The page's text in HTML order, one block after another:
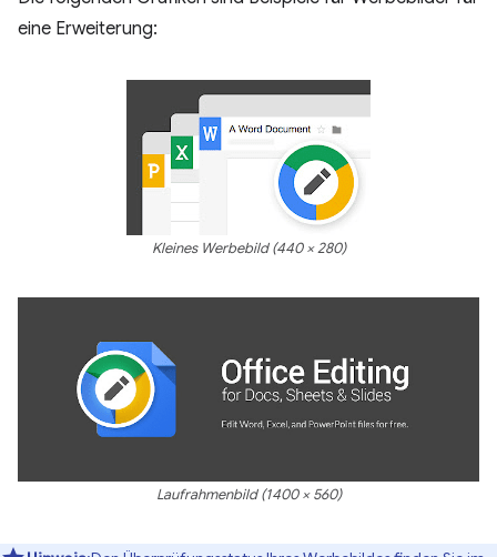
eine Erweiterung:
Kleines Werbebild (440 × 280)
Laufrahmenbild (1400 × 560)